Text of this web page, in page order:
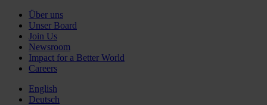
Über uns
Unser Board
Join Us
Newsroom
Impact for a Better World
Careers
English
Deutsch